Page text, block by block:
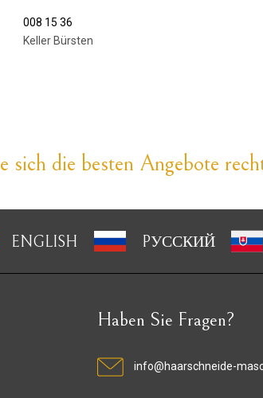
008 15 36
Keller Bürsten
sich die besten Angebote
ENGLISH PУССКИЙ
Haben Sie Fragen?
info@haarschneide-